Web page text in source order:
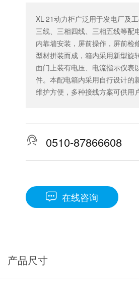
XL-21动力柜广泛用于发电厂及
三线、三相四线、三相五线等配
内靠墙安装，屏前操作，屏前检
型材拼装而成，箱内采用新型旋
面门上装有电压、电流指示仪表
件。本配电箱内采用自行设计的
维护方便，多种接线方案可供用
 0510-87866608
 在线咨询
产品尺寸